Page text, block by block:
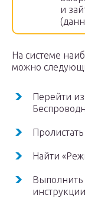
и
На системе
можно
Перейти
Найти
Выполнить